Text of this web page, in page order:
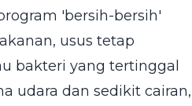
'bersih-bersih'
usus tetap
bakteri yang tertinggal
udara dan sedikit cairan,